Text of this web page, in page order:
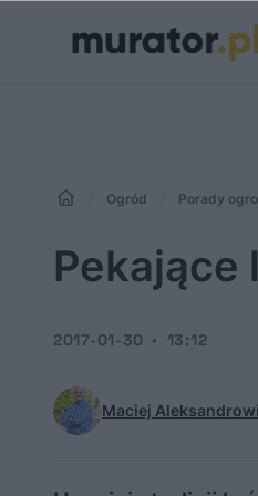
Ogród Porady
Maciej
2017-01-30 13:12